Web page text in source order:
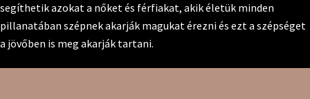
segíthetik azokat a nőket és férfiakat, akik életük minden
pillanatában szépnek akarják magukat érezni és ezt a szépséget
a jövőben is meg akarják tartani.